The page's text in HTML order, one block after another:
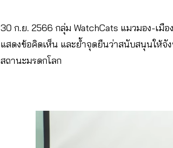
30 ก.ย. 2566 กลุ่ม WatchCats แมวมอง-เมือ
แสดงข้อคิดเห็น และย้ำจุดยืนว่าสนับสนุนให้จั
สถานะมรดกโลก